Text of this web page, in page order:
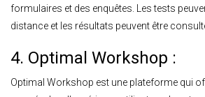
formulaires et des enquêtes. Les tests
distance et les résultats peuvent être
4. Optimal Workshop :
Optimal Workshop est une plateforme qui